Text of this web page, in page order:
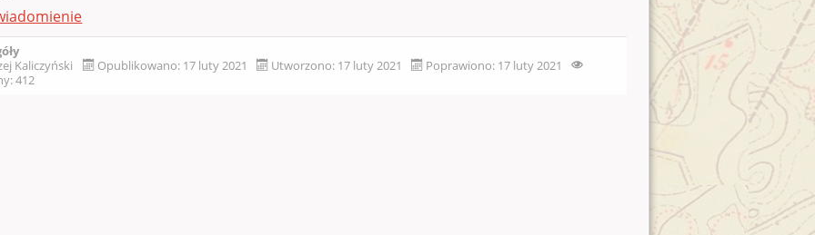
Kaliczyński
Opublikowano: 17 luty 2021 Utworzono: 17 luty 2021
Poprawiono: 17 luty 2021
412